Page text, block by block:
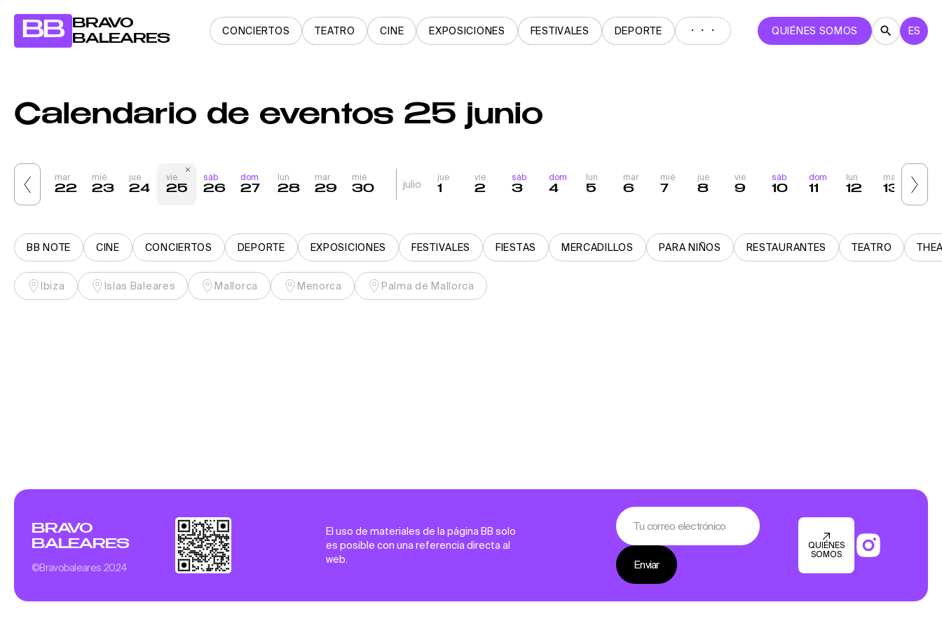
BB
BRAVO
BALEARES
CONCIERTOS TEATRO CINE EXPOSICIONES FESTIVALES DEPORTE ・・・ QUIÉNES SOMOS ES
Calendario de eventos 25 junio
lun
21
mar
22
mié
23
jue
24
vie
25
sáb
26
dom
27
lun
28
mar
29
mié
30 julio
jue
1
vie
2
sáb
3
dom
4
lun
5
mar
6
mié
7
jue
8
vie
9
sáb
10
dom
11
lun
12
mar
13
BB NOTE CINE CONCIERTOS DEPORTE EXPOSICIONES FESTIVALES FIESTAS MERCADILLOS PARA NIÑOS RESTAURANTES TEATRO
Ibiza Islas Baleares Mallorca Menorca Palma de Mallorca
BRAVO
BALEARES
©Bravobaleares 2024
El uso de materiales de la página BB solo
es posible con una referencia directa al
web.
QUIÉNES
SOMOS